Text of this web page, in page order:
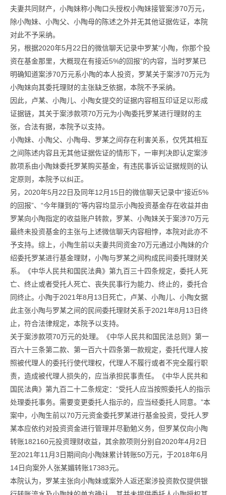
夫妻共同财产，小陶妹称小陶口头授权小陶妹接管案涉70万元，
除小陶妹、小陶父、小陶母的陈述之外并无其他证据佐证，本院
对此不予采纳。
另，根据2020年5月22日的微信聊天记录中罗某“小陶，你那个投
资在基金那里，大概现在有接近5%的回报”的内容，当时罗某已
明确知道案涉70万元系小陶的本人投资，罗某关于案涉70万元为
小陶妹向其委托理财的主张缺乏依据，本院不予采纳。
因此，卢某、小陶儿、小陶女提交的证据内容相互印证足以形成
证据链，其关于案涉款项70万元为小陶委托罗某进行理财的主
张，合法有据，本院予以支持。
小陶妹、小陶父、小陶母、罗某之间存在利害关系，仅凭其相互
之间陈述内容且无其他证据佐证的情形下，一审判决即认定案涉
款项系由小陶妹委托罗某购买基金，有违民事诉讼证据规则的认
定原则，本院予以纠正。
另，2020年5月22日及同年12月15日的微信聊天记录中“接近5%
的回报”、“今年赚到的”等内容均显示小陶投资基金存在收益并由
罗某向小陶指定的收益账户转款，罗某、小陶妹关于案涉70万元
最终未投资基金的主张与上述微信聊天内容相悖，本院对此亦不
予支持。综上，小陶生前以夫妻共同资金70万元通过小陶妹的介
绍委托罗某进行基金理财，小陶与罗某之间构成民间委托理财关
系。《中华人民共和国民法典》第九百三十四条规定，委托人死
亡、终止或者受托人死亡、丧失民事行为能力、终止的，委托合
同终止。小陶于2021年8月13日死亡，卢某、小陶儿、小陶女据
此主张小陶与罗某之间的民间委托理财关系于2021年8月13日终
止，符合法律规定，本院予以支持。
关于案涉款项70万元的处理。《中华人民共和国民法总则》第一
百六十三条第二款、第一百六十四条第一款规定，委托代理人按
照被代理人的委托行使代理权，代理人不履行或者不完全履行职
责，造成被代理人损失的，应当承担民事责任。《中华人民共和
国民法典》第九百二十二条规定：“受托人应当按照委托人的指示
处理委托事务。需要变更委托人指示的，应当经委托人同意。”本
案中，小陶生前以70万元资金委托罗某进行基金投资，受托人罗
某本应依约对投资资金进行管理并尽勤勉义务，但罗某仅向小陶
转账182160元投资理财收益，其余款项则分别自2020年4月2日
至2021年11月3日期间向小陶妹累计转账50万元，于2018年6月
14日向案外人张某媚转账17383元。
本院认为，罗某主张向小陶妹或案外人返还案涉投资款仅提供银